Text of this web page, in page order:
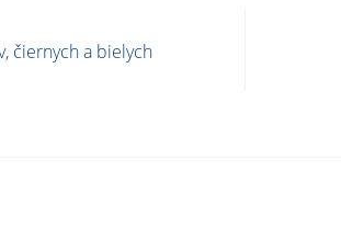
čiernych a bielych